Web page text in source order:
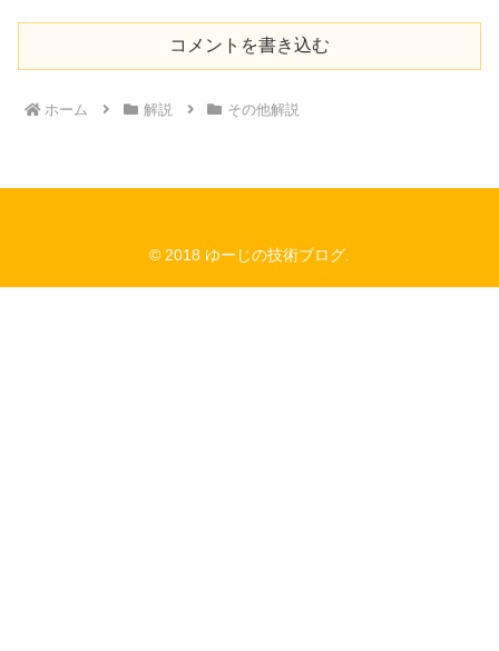
コメントを書き込む
ホーム 解説 その他解説
© 2018 ゆーじの技術ブログ.